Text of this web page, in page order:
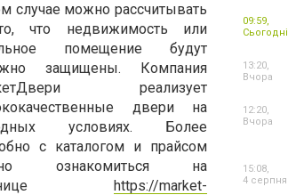
случае можно рассчитывать
что недвижимость или
помещение будут
защищены. Компания
реализует
двери на
условиях. Более
с каталогом и прайсом
ознакомиться на
https://market-
09:59,
Сьогодні
13:20,
Вчора
12:20,
Вчора
15:08,
4 серпня